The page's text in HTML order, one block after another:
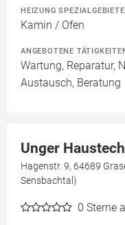
HEIZUNG SPEZIALGEBIETE
Kamin / Ofen
ANGEBOTENE
Wartung, Reparatur,
Austausch, Beratung
Unger
Hagenstr. 9, 64689
Sensbachtal)
0 Sterne